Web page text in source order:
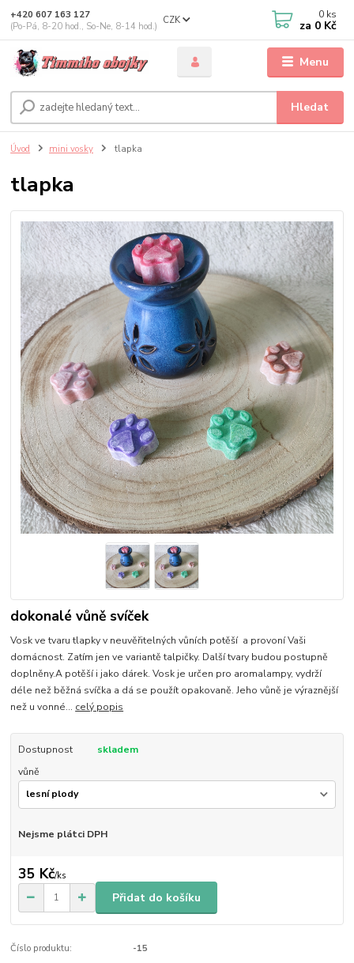
Menu
CZK
Hledat
+420 607 163 127
(Po-Pá, 8-20 hod., So-Ne, 8-14 hod.)
0 ks
za 0 Kč
Úvod mini vosky tlapka
tlapka
dokonalé vůně svíček
Vosk ve tvaru tlapky v neuvěřitelných vůních potěší a provoní Vaši
domácnost. Zatím jen ve variantě talpičky. Další tvary budou postupně
doplněny.A potěší i jako dárek. Vosk je určen pro aromalampy, vydrží
déle než běžná svíčka a dá se použít opakovaně. Jeho vůně je výraznější
než u vonné... celý popis
Dostupnost
skladem
vůně
Nejsme plátci DPH
35 Kč/ks
Přidat do košíku
Číslo produktu: -15